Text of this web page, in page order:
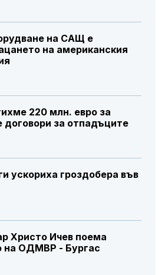
на САЩ е
на американския
220 млн. евро за
договори за отпадъците
ускориха гроздобера във
Христо Ичев поема
на ОДМВР - Бургас